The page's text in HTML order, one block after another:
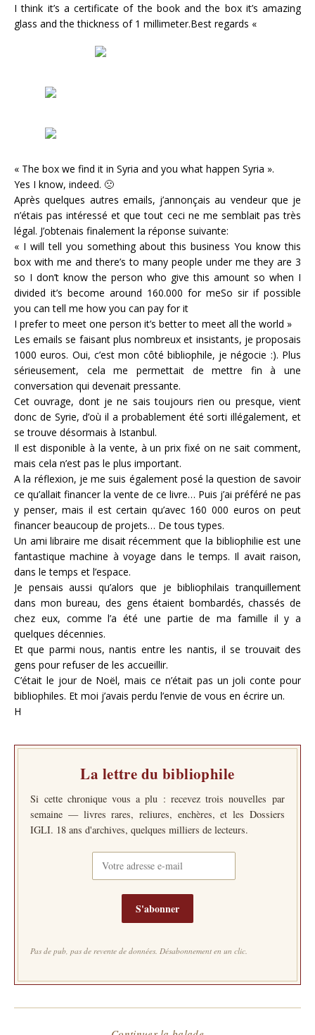
I think it’s a certificate of the book and the box it’s amazing
glass and the thickness of 1 millimeter.Best regards «
« The box we find it in Syria and you what happen Syria ».
Yes I know, indeed. 🙁
Après quelques autres emails, j’annonçais au vendeur que je
n’étais pas intéressé et que tout ceci ne me semblait pas très
légal. J’obtenais finalement la réponse suivante:
« I will tell you something about this business You know this
box with me and there’s to many people under me they are 3
so I don’t know the person who give this amount so when I
divided it’s become around 160.000 for meSo sir if possible
you can tell me how you can pay for it
I prefer to meet one person it’s better to meet all the world »
Les emails se faisant plus nombreux et insistants, je proposais
1000 euros. Oui, c’est mon côté bibliophile, je négocie :). Plus
sérieusement, cela me permettait de mettre fin à une
conversation qui devenait pressante.
Cet ouvrage, dont je ne sais toujours rien ou presque, vient
donc de Syrie, d’où il a probablement été sorti illégalement, et
se trouve désormais à Istanbul.
Il est disponible à la vente, à un prix fixé on ne sait comment,
mais cela n’est pas le plus important.
A la réflexion, je me suis également posé la question de savoir
ce qu’allait financer la vente de ce livre… Puis j’ai préféré ne pas
y penser, mais il est certain qu’avec 160 000 euros on peut
financer beaucoup de projets… De tous types.
Un ami libraire me disait récemment que la bibliophilie est une
fantastique machine à voyage dans le temps. Il avait raison,
dans le temps et l’espace.
Je pensais aussi qu’alors que je bibliophilais tranquillement
dans mon bureau, des gens étaient bombardés, chassés de
chez eux, comme l’a été une partie de ma famille il y a
quelques décennies.
Et que parmi nous, nantis entre les nantis, il se trouvait des
gens pour refuser de les accueillir.
C’était le jour de Noël, mais ce n’était pas un joli conte pour
bibliophiles. Et moi j’avais perdu l’envie de vous en écrire un.
H
La lettre du bibliophile
Si cette chronique vous a plu : recevez trois nouvelles par
semaine — livres rares, reliures, enchères, et les Dossiers
IGLI. 18 ans d'archives, quelques milliers de lecteurs.
S'abonner
Pas de pub, pas de revente de données. Désabonnement en un clic.